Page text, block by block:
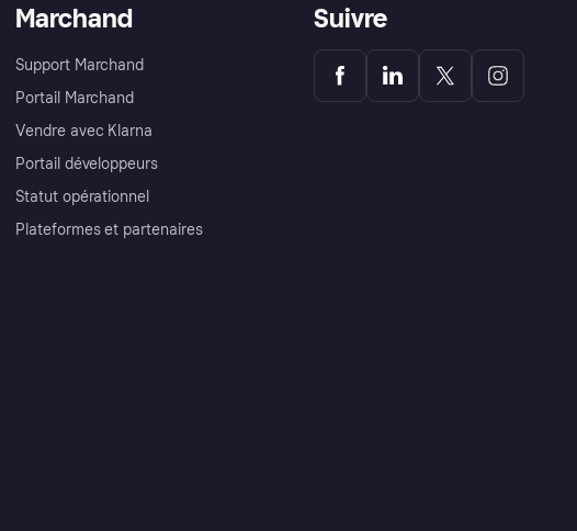
Marchand
Support Marchand
Portail Marchand
Vendre avec Klarna
Portail développeurs
Statut opérationnel
Plateformes et partenaires
Suivre